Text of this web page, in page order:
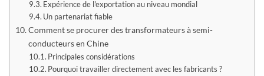
Expérience de l'exportation au niveau mondial
Un partenariat fiable
Comment se procurer des transformateurs à semi-
conducteurs en Chine
Principales considérations
Pourquoi travailler directement avec les fabricants ?